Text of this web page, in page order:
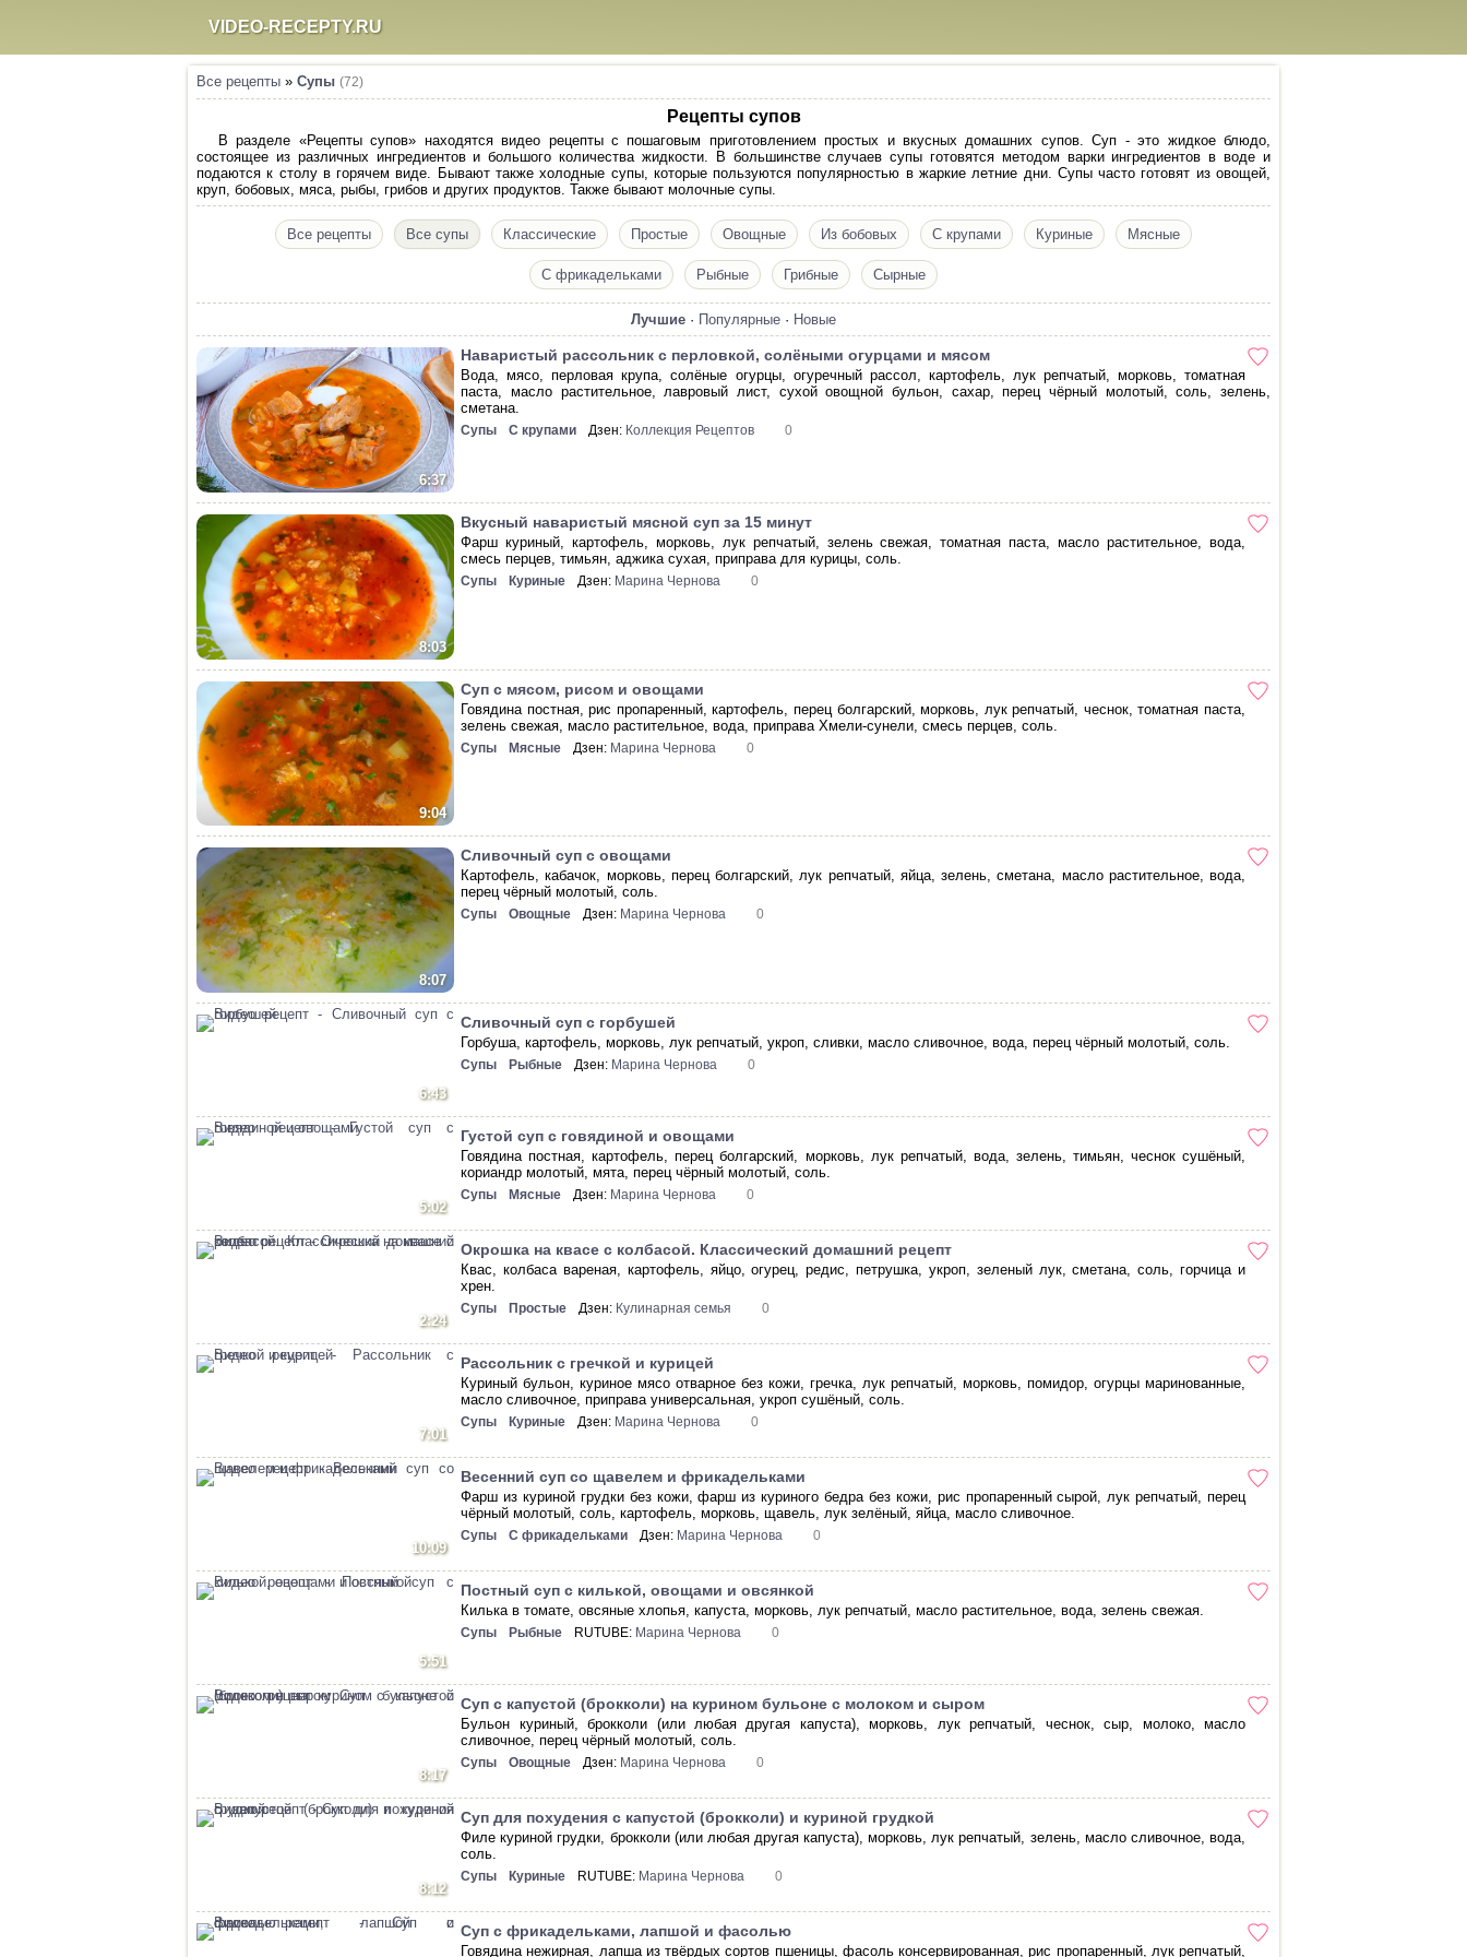
VIDEO-RECEPTY.RU
Все рецепты » Супы (72)
Рецепты супов
В разделе «Рецепты супов» находятся видео рецепты с пошаговым приготовлением простых и вкусных домашних супов. Суп - это жидкое блюдо,
состоящее из различных ингредиентов и большого количества жидкости. В большинстве случаев супы готовятся методом варки ингредиентов в воде и
подаются к столу в горячем виде. Бывают также холодные супы, которые пользуются популярностью в жаркие летние дни. Супы часто готовят из овощей,
круп, бобовых, мяса, рыбы, грибов и других продуктов. Также бывают молочные супы.
Все рецепты Все супы Классические Простые Овощные Из бобовых С крупами Куриные Мясные
С фрикадельками Рыбные Грибные Сырные
Лучшие · Популярные · Новые
6:37
Наваристый рассольник с перловкой, солёными огурцами и мясом
Вода, мясо, перловая крупа, солёные огурцы, огуречный рассол, картофель, лук репчатый, морковь, томатная
паста, масло растительное, лавровый лист, сухой овощной бульон, сахар, перец чёрный молотый, соль, зелень,
сметана.
Супы С крупами Дзен: Коллекция Рецептов 0
8:03
Вкусный наваристый мясной суп за 15 минут
Фарш куриный, картофель, морковь, лук репчатый, зелень свежая, томатная паста, масло растительное, вода,
смесь перцев, тимьян, аджика сухая, приправа для курицы, соль.
Супы Куриные Дзен: Марина Чернова 0
9:04
Суп с мясом, рисом и овощами
Говядина постная, рис пропаренный, картофель, перец болгарский, морковь, лук репчатый, чеснок, томатная паста,
зелень свежая, масло растительное, вода, приправа Хмели-сунели, смесь перцев, соль.
Супы Мясные Дзен: Марина Чернова 0
8:07
Сливочный суп с овощами
Картофель, кабачок, морковь, перец болгарский, лук репчатый, яйца, зелень, сметана, масло растительное, вода,
перец чёрный молотый, соль.
Супы Овощные Дзен: Марина Чернова 0
6:43
Сливочный суп с горбушей
Горбуша, картофель, морковь, лук репчатый, укроп, сливки, масло сливочное, вода, перец чёрный молотый, соль.
Супы Рыбные Дзен: Марина Чернова 0
5:02
Густой суп с говядиной и овощами
Говядина постная, картофель, перец болгарский, морковь, лук репчатый, вода, зелень, тимьян, чеснок сушёный,
кориандр молотый, мята, перец чёрный молотый, соль.
Супы Мясные Дзен: Марина Чернова 0
2:24
Окрошка на квасе с колбасой. Классический домашний рецепт
Квас, колбаса вареная, картофель, яйцо, огурец, редис, петрушка, укроп, зеленый лук, сметана, соль, горчица и
хрен.
Супы Простые Дзен: Кулинарная семья 0
7:01
Рассольник с гречкой и курицей
Куриный бульон, куриное мясо отварное без кожи, гречка, лук репчатый, морковь, помидор, огурцы маринованные,
масло сливочное, приправа универсальная, укроп сушёный, соль.
Супы Куриные Дзен: Марина Чернова 0
10:09
Весенний суп со щавелем и фрикадельками
Фарш из куриной грудки без кожи, фарш из куриного бедра без кожи, рис пропаренный сырой, лук репчатый, перец
чёрный молотый, соль, картофель, морковь, щавель, лук зелёный, яйца, масло сливочное.
Супы С фрикадельками Дзен: Марина Чернова 0
5:51
Постный суп с килькой, овощами и овсянкой
Килька в томате, овсяные хлопья, капуста, морковь, лук репчатый, масло растительное, вода, зелень свежая.
Супы Рыбные RUTUBE: Марина Чернова 0
8:17
Суп с капустой (брокколи) на курином бульоне с молоком и сыром
Бульон куриный, брокколи (или любая другая капуста), морковь, лук репчатый, чеснок, сыр, молоко, масло
сливочное, перец чёрный молотый, соль.
Супы Овощные Дзен: Марина Чернова 0
8:12
Суп для похудения с капустой (брокколи) и куриной грудкой
Филе куриной грудки, брокколи (или любая другая капуста), морковь, лук репчатый, зелень, масло сливочное, вода,
соль.
Супы Куриные RUTUBE: Марина Чернова 0
Суп с фрикадельками, лапшой и фасолью
Говядина нежирная, лапша из твёрдых сортов пшеницы, фасоль консервированная, рис пропаренный, лук репчатый,